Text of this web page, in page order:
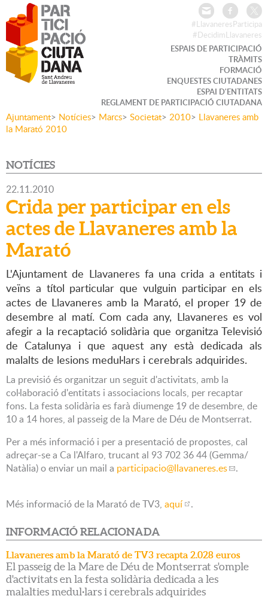
#LlavaneresParticipa
#DecidimLlavaneres
ESPAIS DE PARTICIPACIÓ
TRÀMITS
FORMACIÓ
ENQUESTES CIUTADANES
ESPAI D'ENTITATS
REGLAMENT DE PARTICIPACIÓ CIUTADANA
Ajuntament> Notícies> Marcs> Societat> 2010> Llavaneres amb
la Marató 2010
NOTÍCIES
22.11.2010
Crida per participar en els
actes de Llavaneres amb la
Marató
L'Ajuntament de Llavaneres fa una crida a entitats i
veïns a títol particular que vulguin participar en els
actes de Llavaneres amb la Marató, el proper 19 de
desembre al matí. Com cada any, Llavaneres es vol
afegir a la recaptació solidària que organitza Televisió
de Catalunya i que aquest any està dedicada als
malalts de lesions medul·lars i cerebrals adquirides.
La previsió és organitzar un seguit d'activitats, amb la
col·laboració d'entitats i associacions locals, per recaptar
fons. La festa solidària es farà diumenge 19 de desembre, de
10 a 14 hores, al passeig de la Mare de Déu de Montserrat.
Per a més informació i per a presentació de propostes, cal
adreçar-se a Ca l'Alfaro, trucant al 93 702 36 44 (Gemma/
Natàlia) o enviar un mail a participacio@llavaneres.es .
Més informació de la Marató de TV3, aquí .
INFORMACIÓ RELACIONADA
Llavaneres amb la Marató de TV3 recapta 2.028 euros
El passeig de la Mare de Déu de Montserrat s'omple
d'activitats en la festa solidària dedicada a les
malalties medul·lars i cerebrals adquirides